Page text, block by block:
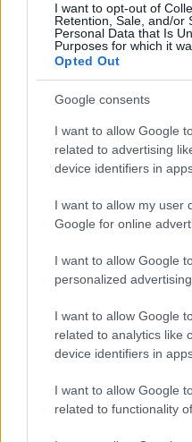
I want to opt-out of
Retention, Sale, and/or
Personal Data that Is
Purposes for which it
Opted Out
Google consents
I want to allow Google
related to advertising
device identifiers in
I want to allow my user
Google for online
I want to allow Google
personalized advertising.
I want to allow Google
related to analytics like
device identifiers in
I want to allow Google
related to functionality
AZ
„AZ EMBERT
ZÁRT A